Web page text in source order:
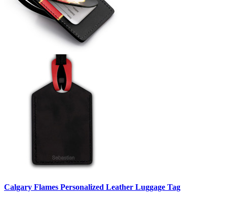
Calgary Flames Personalized Leather Luggage Tag